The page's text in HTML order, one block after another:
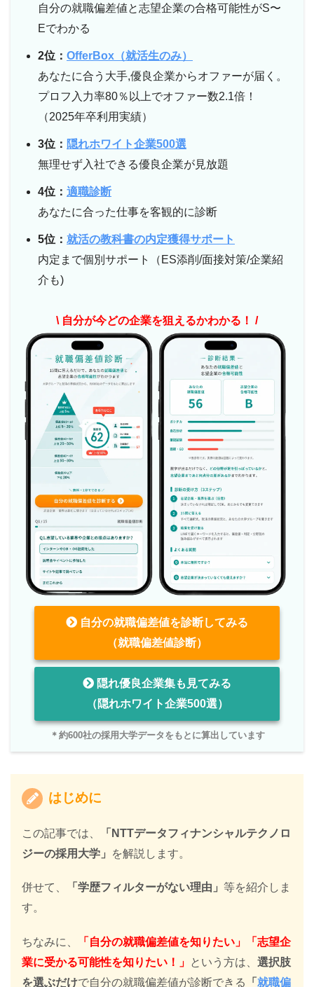
自分の就職偏差値と志望企業の合格可能性がS〜
Eでわかる
2位： OfferBox（就活生のみ）
あなたに合う大手,優良企業からオファーが届く。
プロフ入力率80％以上でオファー数2.1倍！
（2025年卒利用実績）
3位： 隠れホワイト企業500選
無理せず入社できる優良企業が見放題
4位： 適職診断
あなたに合った仕事を客観的に診断
5位： 就活の教科書の内定獲得サポート
内定まで個別サポート（ES添削/面接対策/企業紹
介も)
\ 自分が今どの企業を狙えるかわかる！ /
自分の就職偏差値を診断してみる
（就職偏差値診断）
隠れ優良企業集も見てみる
（隠れホワイト企業500選）
＊約600社の採用大学データをもとに算出しています
はじめに
この記事では、
「NTTデータフィナンシャルテクノロ
ジーの採用大学」
を解説します。
併せて、 「学歴フィルターがない理由」 等を紹介しま
す。
ちなみに、
「自分の就職偏差値を知りたい」「志望企
業に受かる可能性を知りたい！」 という方は、 選択肢
を選ぶだけで自分の就職偏差値が診断できる 「 就職偏